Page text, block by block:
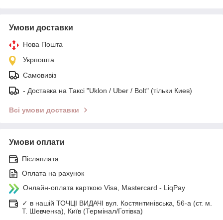
Умови доставки
Нова Пошта
Укрпошта
Самовивіз
- Доставка на Таксі "Uklon / Uber / Bolt" (тільки Киев)
Всі умови доставки
Умови оплати
Післяплата
Оплата на рахунок
Онлайн-оплата карткою Visa, Mastercard - LiqPay
✓ в нашій ТОЧЦІ ВИДАЧІ вул. Костянтинівська, 56-а (ст. м.
Т. Шевченка), Київ (Термінал/Готівка)